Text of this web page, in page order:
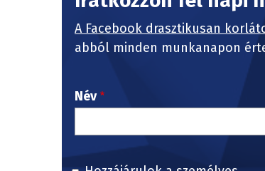
A Facebook drasztikusan
abból minden munkanapon
Név